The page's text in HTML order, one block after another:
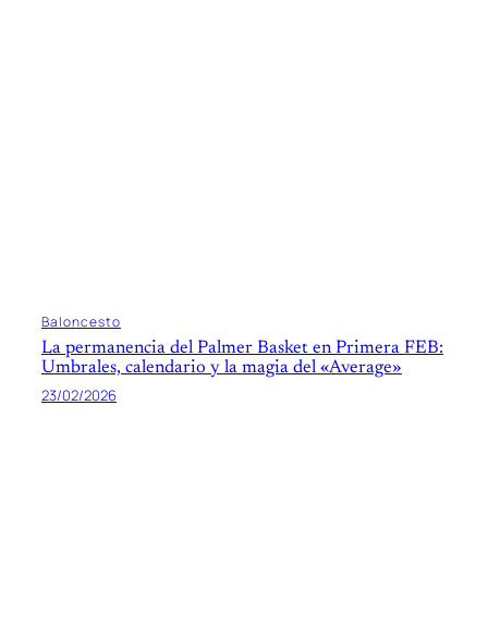
Baloncesto
La permanencia del Palmer Basket en Primera FEB:
Umbrales, calendario y la magia del «Average»
23/02/2026